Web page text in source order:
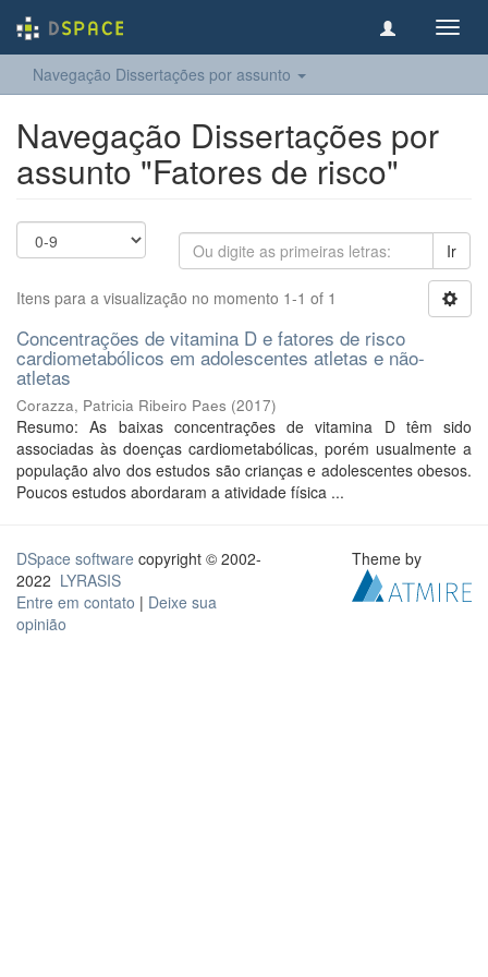
Navegação Dissertações por assunto
Navegação Dissertações por
assunto "Fatores de risco"
Ir
Itens para a visualização no momento 1-1 of 1
Concentrações de vitamina D e fatores de risco
cardiometabólicos em adolescentes atletas e não-
atletas
Corazza, Patricia Ribeiro Paes (2017)
Resumo: As baixas concentrações de vitamina D têm sido
associadas às doenças cardiometabólicas, porém usualmente a
população alvo dos estudos são crianças e adolescentes obesos.
Poucos estudos abordaram a atividade física ...
DSpace software copyright © 2002-
2022 LYRASIS
Entre em contato | Deixe sua
opinião
Theme by